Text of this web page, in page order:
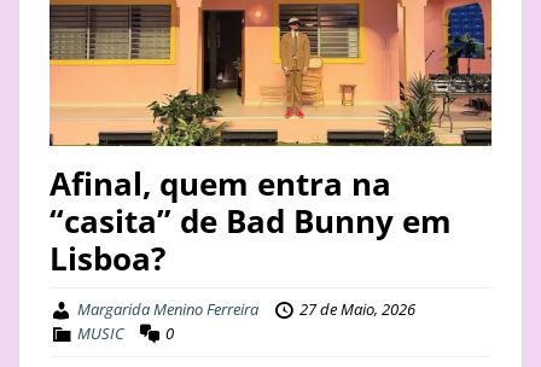
Afinal, quem entra na
“casita” de Bad Bunny em
Lisboa?
Margarida Menino Ferreira
27 de Maio, 2026
MUSIC
0
PETS
MUSIC
STAY
BUSINESS
ABOUT